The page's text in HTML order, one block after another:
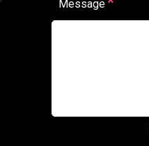
Message